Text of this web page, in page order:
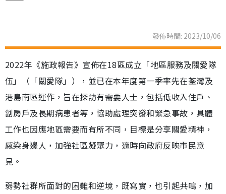
發佈時間: 2023/10/06
2022年《施政報告》宣佈在18區成立「地區服務及關愛隊
伍」（「關愛隊」），並已在本年度第一季率先在荃灣及
港島南區運作，旨在探訪有需要人士，包括低收入住戶、
劏房戶及長期病患者等，協助處理突發和緊急事故，具體
工作也因應地區需要而有所不同，目標是分享關愛精神，
感染身邊人，加強社區凝聚力，適時向政府反映市民意
見。
弱勢社群所面對的困難和逆境，既寫實，也引起共鳴，加